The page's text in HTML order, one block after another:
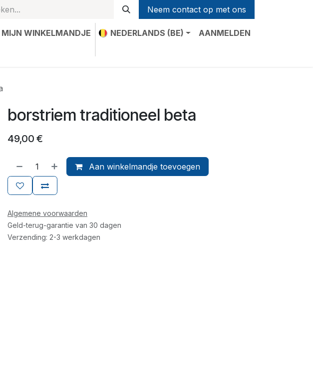
Neem contact op met ons
MIJN WINKELMANDJE NEDERLANDS (BE)
AANMELDEN
borstriem traditioneel beta
49,00 €
Aan winkelmandje toevoegen
Algemene voorwaarden
Geld-terug-garantie van 30 dagen
Verzending: 2-3 werkdagen